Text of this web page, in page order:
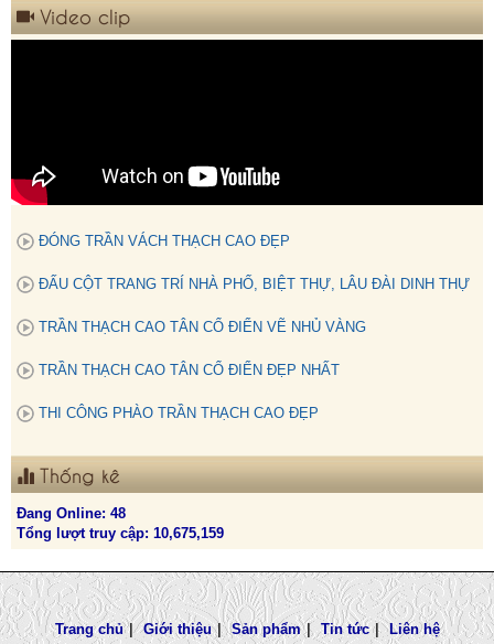
Video clip
ĐÓNG TRẦN VÁCH THẠCH CAO ĐẸP
ĐẤU CỘT TRANG TRÍ NHÀ PHỐ, BIỆT THỰ, LÂU ĐÀI DINH THỰ
TRẦN THẠCH CAO TÂN CỔ ĐIỂN VẼ NHỦ VÀNG
TRẦN THẠCH CAO TÂN CỔ ĐIỂN ĐẸP NHẤT
THI CÔNG PHÀO TRẦN THẠCH CAO ĐẸP
Thống kê
Đang Online: 48
Tổng lượt truy cập: 10,675,159
Trang chủ | Giới thiệu | Sản phẩm | Tin tức | Liên hệ